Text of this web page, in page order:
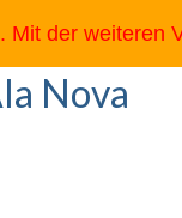
Nova
Mit der weiteren